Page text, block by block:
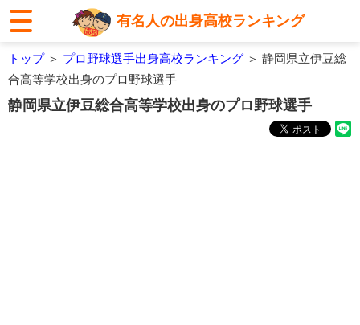
有名人の出身高校ランキング
トップ＞ プロ野球選手出身高校ランキング ＞ 静岡県立伊豆総
合高等学校出身のプロ野球選手
静岡県立伊豆総合高等学校出身のプロ野球選手